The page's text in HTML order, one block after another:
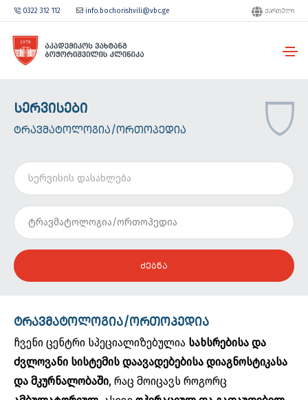
0322 312 112 info.bochorishvili@vbc.ge ᲥᲐᲠᲗᲣᲚᲘ
ᲡᲔᲠᲕᲘᲡᲔᲑᲘ
ᲢᲠᲐᲕᲛᲐᲢᲝᲚᲝᲒᲘᲐ/ᲝᲠᲗᲝᲞᲔᲓᲘᲐ
ᲫᲔᲑᲜᲐ
ᲢᲠᲐᲕᲛᲐᲢᲝᲚᲝᲒᲘᲐ/ᲝᲠᲗᲝᲞᲔᲓᲘᲐ
ჩვენი ცენტრი სპეციალიზებულია სახსრებისა და
ძვლოვანი სისტემის დაავადებებისა დიაგნოსტიკასა
და მკურნალობაში, რაც მოიცავს როგორც